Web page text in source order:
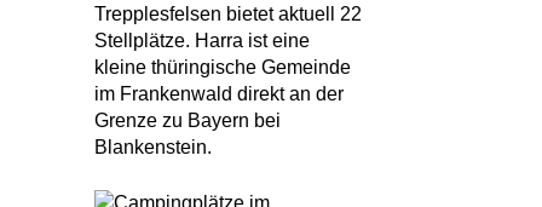
Trepplesfelsen bietet aktuell 22
Stellplätze. Harra ist eine
kleine thüringische Gemeinde
im Frankenwald direkt an der
Grenze zu Bayern bei
Blankenstein.